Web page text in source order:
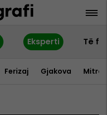
Eksperti Të
Ferizaj Gjakova